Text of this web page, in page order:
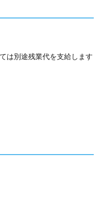
は別途残業代を支給します